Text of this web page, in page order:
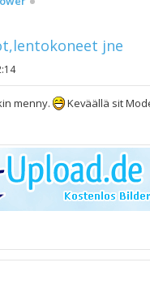
jne
menny.
Keväällä sit